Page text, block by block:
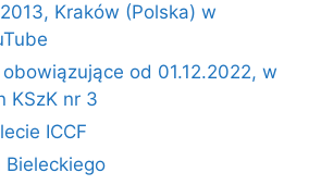
Kraków (Polska) w
obowiązujące od 01.12.2022, w
KSzK nr 3
ICCF
Bieleckiego